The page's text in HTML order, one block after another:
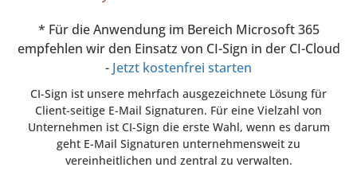
* Für die Anwendung im Bereich Microsoft 365
empfehlen wir den Einsatz von CI-Sign in der CI-Cloud
- Jetzt kostenfrei starten
CI-Sign ist unsere mehrfach ausgezeichnete Lösung für
Client-seitige E-Mail Signaturen. Für eine Vielzahl von
Unternehmen ist CI-Sign die erste Wahl, wenn es darum
geht E-Mail Signaturen unternehmensweit zu
vereinheitlichen und zentral zu verwalten.